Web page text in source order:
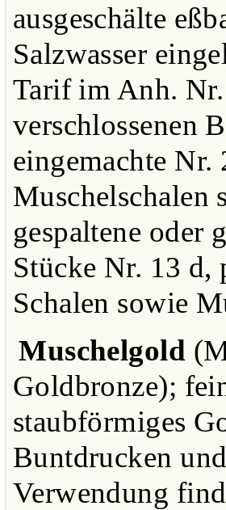
ausgeschälte
Salzwasser
Tarif im Anh.
verschlossenen
eingemachte Nr.
gespaltene oder
Stücke Nr. 13 d,
Schalen sowie
Muschelgold
Goldbronze);
staubförmiges
Buntdrucken
Verwendung